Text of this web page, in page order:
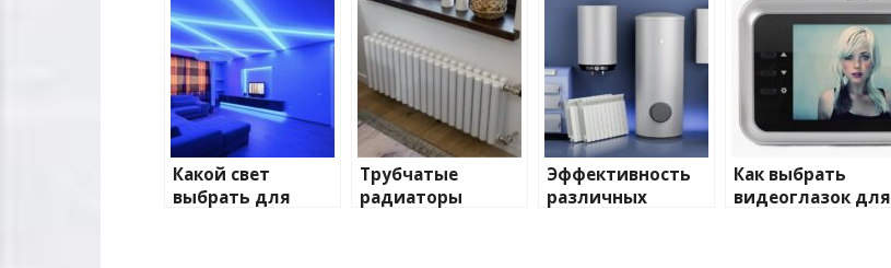
Какой свет
выбрать для
Трубчатые
радиаторы
Эффективность
различных
Как выбрать
видеоглазок для